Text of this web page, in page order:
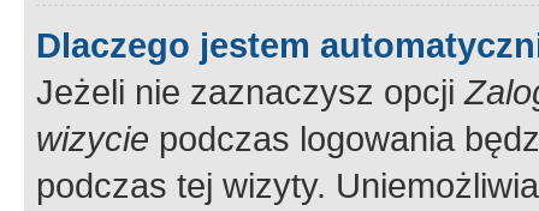
Dlaczego jestem
Jeżeli nie zaznaczysz opcji
wizycie podczas logowania
podczas tej wizyty.